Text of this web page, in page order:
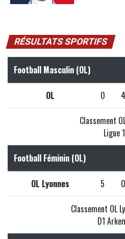
RÉSULTATS SPORTIFS
Football Masculin (OL)
OL 0 4
Classement
Ligue 1
Football Féminin (OL)
OL Lyonnes 5 0
Classement OL
D1